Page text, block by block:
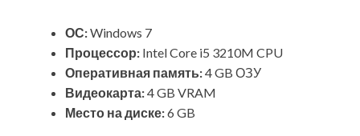
ОС:Windows 7
Процессор: Intel Core i5 3210M CPU
Оперативная память:4 GB ОЗУ
Видеокарта:4 GB VRAM
Место на диске:6 GB